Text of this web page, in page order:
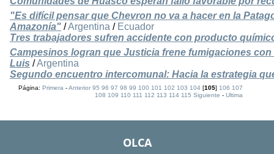
"Es difícil pensar que Chevron no va a hacer en la
Amazonía" /Argentina / Ecuador
Tres trabajadores sufren accidente con producto
Campesinos logran que Justicia frene fumigaciones
Luis /Argentina
Segundo encuentro intercomunal: Hacia la estrategia
Página:Primera -Anterior 95 96 97 98 99 100 101 102 103 104 [105]106 107
108 109 110 111 112 113 114 115 Siguiente -Ultima
OLCA